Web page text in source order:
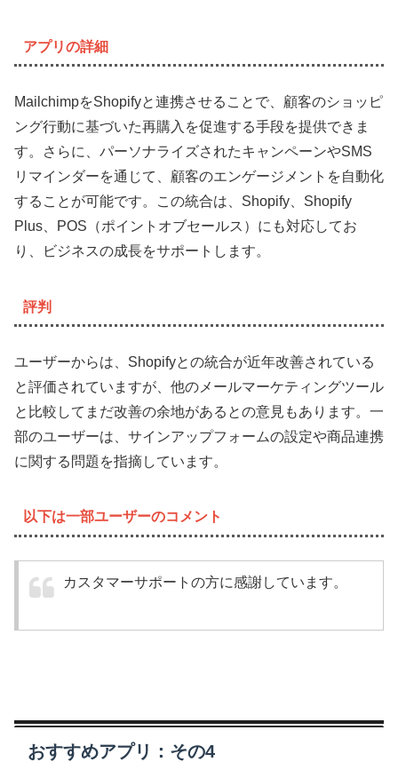
アプリの詳細
MailchimpをShopifyと連携させることで、顧客のショッピ
ング行動に基づいた再購入を促進する手段を提供できま
す。さらに、パーソナライズされたキャンペーンやSMS
リマインダーを通じて、顧客のエンゲージメントを自動化
することが可能です。この統合は、Shopify、Shopify
Plus、POS（ポイントオブセールス）にも対応してお
り、ビジネスの成長をサポートします。
評判
ユーザーからは、Shopifyとの統合が近年改善されている
と評価されていますが、他のメールマーケティングツール
と比較してまだ改善の余地があるとの意見もあります。一
部のユーザーは、サインアップフォームの設定や商品連携
に関する問題を指摘しています。
以下は一部ユーザーのコメント
カスタマーサポートの方に感謝しています。
おすすめアプリ：その4